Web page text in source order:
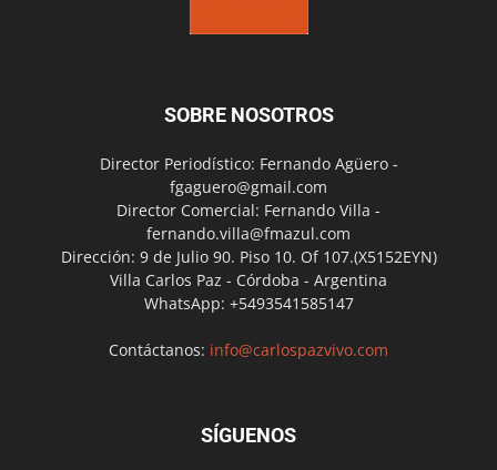
SOBRE NOSOTROS
Director Periodístico: Fernando Agüero -
fgaguero@gmail.com
Director Comercial: Fernando Villa -
fernando.villa@fmazul.com
Dirección: 9 de Julio 90. Piso 10. Of 107.(X5152EYN)
Villa Carlos Paz - Córdoba - Argentina
WhatsApp: +5493541585147
Contáctanos: info@carlospazvivo.com
SÍGUENOS